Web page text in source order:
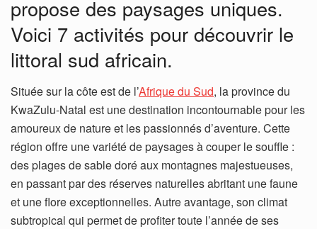
propose des paysages uniques.
Voici 7 activités pour découvrir le
littoral sud africain.
Située sur la côte est de l’Afrique du Sud, la province du
KwaZulu-Natal est une destination incontournable pour les
amoureux de nature et les passionnés d’aventure. Cette
région offre une variété de paysages à couper le souffle :
des plages de sable doré aux montagnes majestueuses,
en passant par des réserves naturelles abritant une faune
et une flore exceptionnelles. Autre avantage, son climat
subtropical qui permet de profiter toute l’année de ses